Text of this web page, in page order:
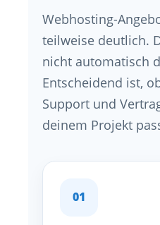
Webhosting-
teilweise deutlich.
nicht automatisch
Entscheidend ist,
Support und
deinem Projekt
01